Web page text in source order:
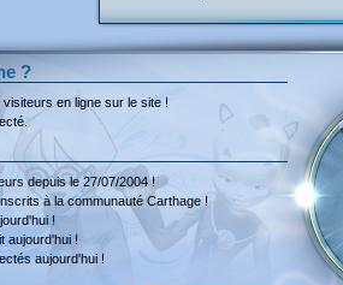
?
visiteurs en ligne sur le site !
depuis le 27/07/2004 !
à la communauté Carthage !
!
aujourd'hui !
aujourd'hui !